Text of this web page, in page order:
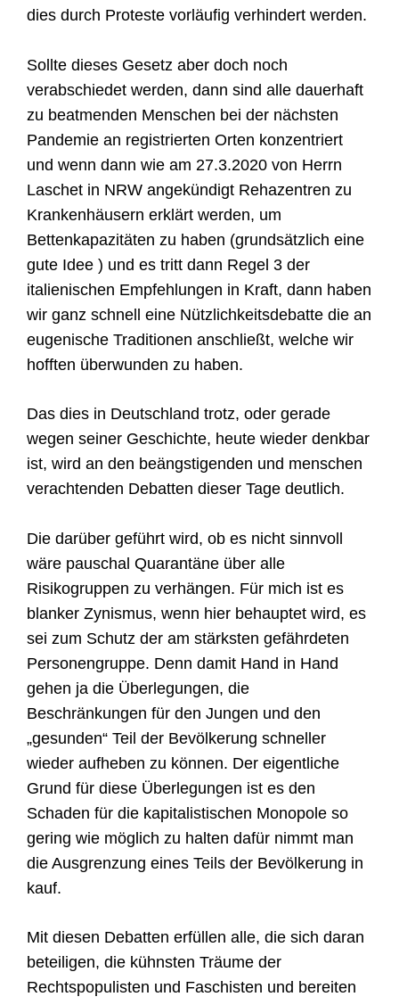
dies durch Proteste vorläufig verhindert werden.
Sollte dieses Gesetz aber doch noch
verabschiedet werden, dann sind alle dauerhaft
zu beatmenden Menschen bei der nächsten
Pandemie an registrierten Orten konzentriert
und wenn dann wie am 27.3.2020 von Herrn
Laschet in NRW angekündigt Rehazentren zu
Krankenhäusern erklärt werden, um
Bettenkapazitäten zu haben (grundsätzlich eine
gute Idee ) und es tritt dann Regel 3 der
italienischen Empfehlungen in Kraft, dann haben
wir ganz schnell eine Nützlichkeitsdebatte die an
eugenische Traditionen anschließt, welche wir
hofften überwunden zu haben.
Das dies in Deutschland trotz, oder gerade
wegen seiner Geschichte, heute wieder denkbar
ist, wird an den beängstigenden und menschen
verachtenden Debatten dieser Tage deutlich.
Die darüber geführt wird, ob es nicht sinnvoll
wäre pauschal Quarantäne über alle
Risikogruppen zu verhängen. Für mich ist es
blanker Zynismus, wenn hier behauptet wird, es
sei zum Schutz der am stärksten gefährdeten
Personengruppe. Denn damit Hand in Hand
gehen ja die Überlegungen, die
Beschränkungen für den Jungen und den
„gesunden“ Teil der Bevölkerung schneller
wieder aufheben zu können. Der eigentliche
Grund für diese Überlegungen ist es den
Schaden für die kapitalistischen Monopole so
gering wie möglich zu halten dafür nimmt man
die Ausgrenzung eines Teils der Bevölkerung in
kauf.
Mit diesen Debatten erfüllen alle, die sich daran
beteiligen, die kühnsten Träume der
Rechtspopulisten und Faschisten und bereiten